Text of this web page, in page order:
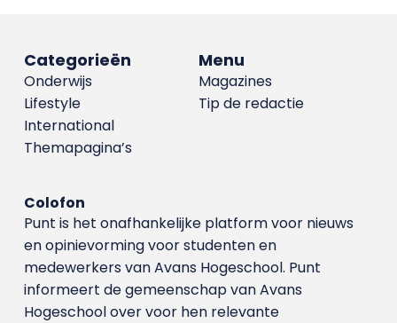
Menu
Magazines
Tip de redactie
Categorieën
Onderwijs
Lifestyle
International
Themapagina’s
Colofon
Punt is het onafhankelijke platform voor nieuws
en opinievorming voor studenten en
medewerkers van Avans Hoge­school. Punt
informeert de gemeenschap van Avans
Hogeschool over voor hen relevante